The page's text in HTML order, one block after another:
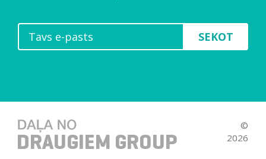
SEKOT
©
2026